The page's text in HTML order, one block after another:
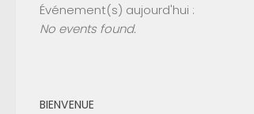
Événement(s) aujourd'hui :
No events found.
BIENVENUE